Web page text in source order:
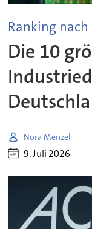
Ranking
Die 10
Nora Menzel
9. Juli 2026